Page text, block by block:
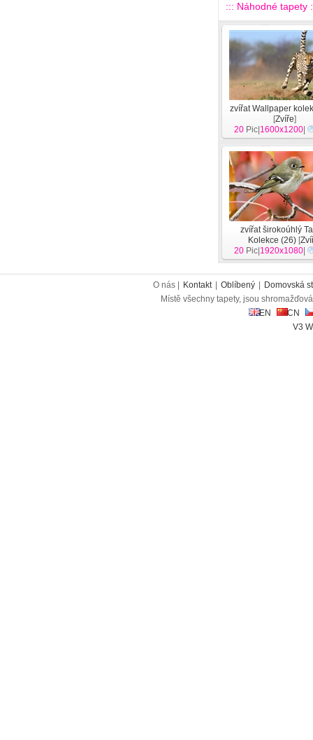
::: Náhodné tapety
zvířat Wallpaper
[Zvíře]
20 Pic| 1600x1200
zvířat širokoúhlý
Kolekce (26) [
20 Pic| 1920x1080
O nás | Kontakt Oblíbený
Domovská
Místě všechny tapety, jsou
EN
CN
V3